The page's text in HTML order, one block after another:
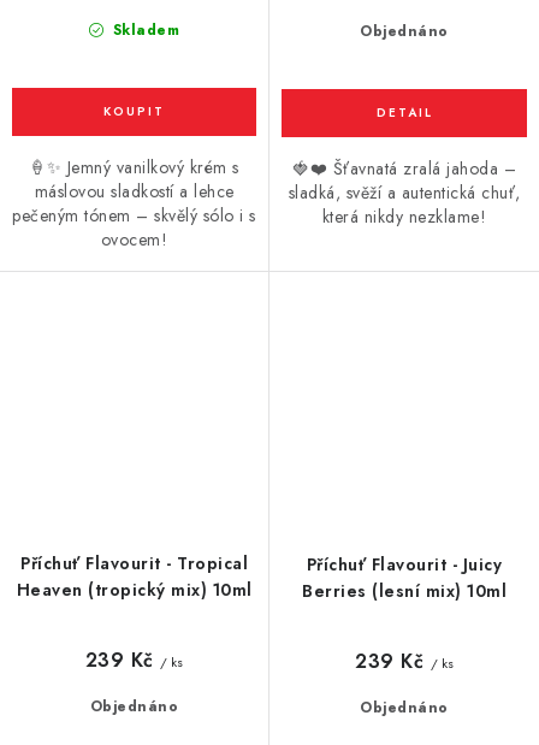
Skladem
🍦✨ Jemný vanilkový krém s
máslovou sladkostí a lehce
pečeným tónem – skvělý sólo i s
ovocem!
Objednáno
🍓❤️ Šťavnatá zralá jahoda –
sladká, svěží a autentická chuť,
která nikdy nezklame!
Příchuť Flavourit - Tropical
Heaven (tropický mix) 10ml
Objednáno
239 Kč / ks
Příchuť Flavourit - Juicy
Berries (lesní mix) 10ml
Objednáno
239 Kč / ks